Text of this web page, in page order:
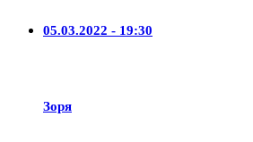
05.03.2022 - 19:30
Зоря